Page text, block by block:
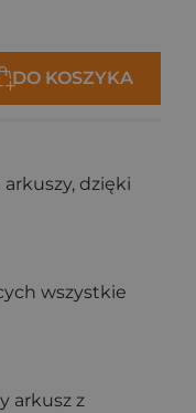
DO KOSZYKA
dzięki
wszystkie
arkusz z